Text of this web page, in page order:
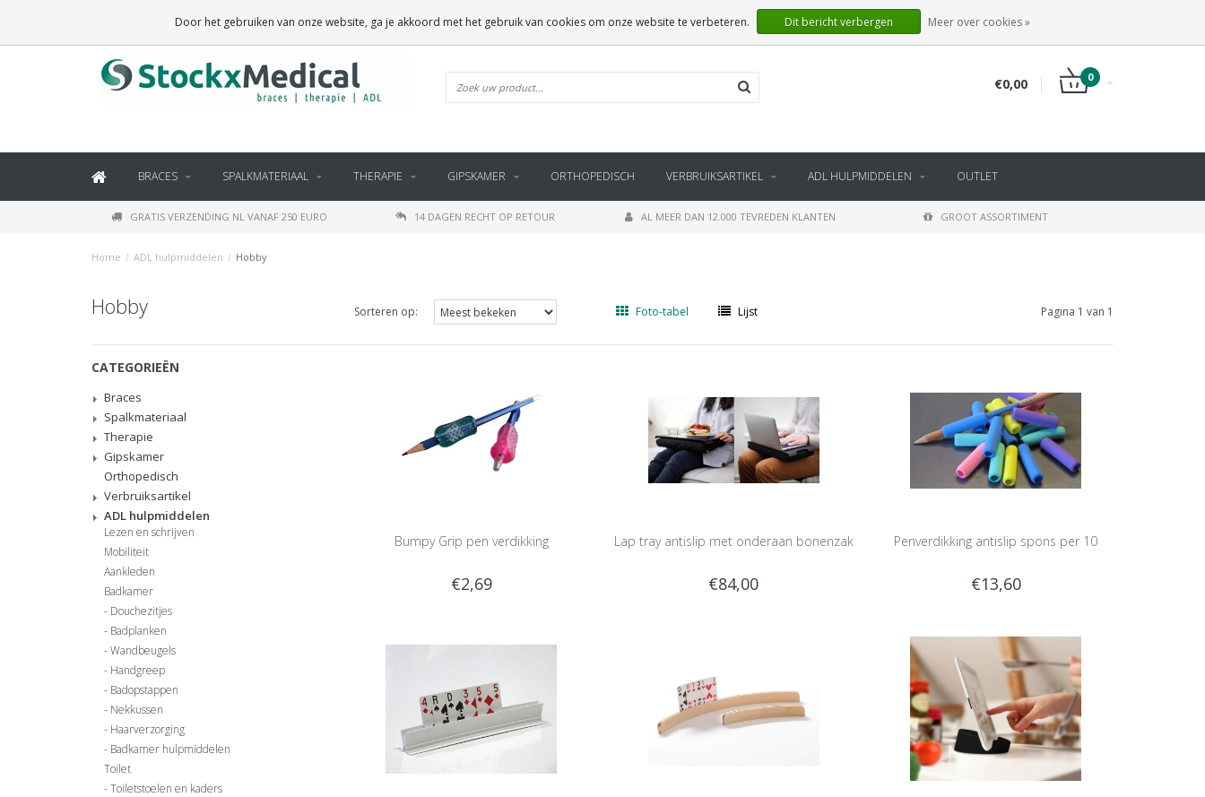
INLOGGEN
NL
€0,00 0
BRACES SPALKMATERIAAL THERAPIE GIPSKAMER ORTHOPEDISCH VERBRUIKSARTIKEL ADL HULPMIDDELEN OUTLET
GRATIS VERZENDING NL VANAF 250 EURO 14 DAGEN RECHT OP RETOUR AL MEER DAN 12.000 TEVREDEN KLANTEN GROOT ASSORTIMENT
Home / ADL hulpmiddelen / Hobby
Hobby Sorteren op: Foto-tabel Lijst Pagina 1 van 1
CATEGORIEËN
Braces
Spalkmateriaal
Therapie
Gipskamer
Orthopedisch
Verbruiksartikel
ADL hulpmiddelen
Lezen en schrijven
Mobiliteit
Aankleden
Badkamer
Douchezitjes
Badplanken
Wandbeugels
Handgreep
Badopstappen
Nekkussen
Haarverzorging
Badkamer hulpmiddelen
Toilet
Toiletstoelen en kaders
Bumpy Grip pen verdikking
€2,69
Lap tray antislip met onderaan bonenzak
€84,00
Penverdikking antislip spons per 10
€13,60
Door het gebruiken van onze website, ga je akkoord met het gebruik van cookies om onze website te verbeteren. Dit bericht verbergen Meer over cookies »